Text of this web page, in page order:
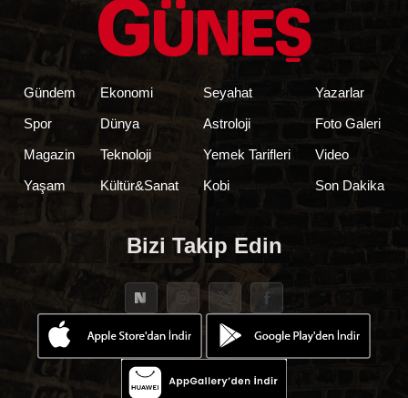
Gündem
Spor
Magazin
Yaşam
Ekonomi
Dünya
Teknoloji
Kültür&Sanat
Seyahat
Astroloji
Yemek Tarifleri
Kobi
Yazarlar
Foto Galeri
Video
Son Dakika
Bizi Takip Edin